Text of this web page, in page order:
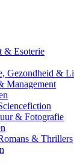
& Esoterie
Gezondheid &
Management
& Fotografie
& Thrillers